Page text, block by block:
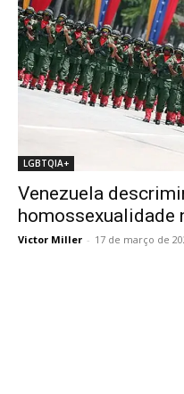
LGBTQIA+
Venezuela
homossexualidade
Victor Miller - 17 de março de